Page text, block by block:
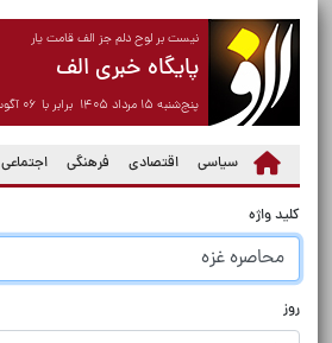
نیست بر لوح دلم جز الف قامت یار
پایگاه خبری الف
پنج‌شنبه ۱۵ مرداد ۱۴۰۵ برابر با ۰۶ آگوست ۲۰۲۶
سیاسی اقتصادی فرهنگی اجتماعی
کلید واژه
روز